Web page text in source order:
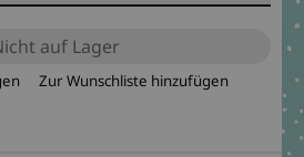
auf Lager
Zur Wunschliste hinzufügen